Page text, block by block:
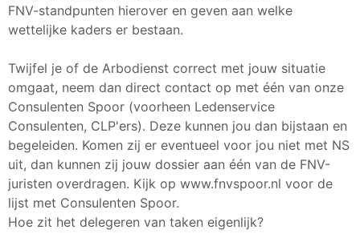
FNV-standpunten hierover en geven aan welke
wettelijke kaders er bestaan.
Twijfel je of de Arbodienst correct met jouw situatie
omgaat, neem dan direct contact op met één van onze
Consulenten Spoor (voorheen Ledenservice
Consulenten, CLP'ers). Deze kunnen jou dan bijstaan en
begeleiden. Komen zij er eventueel voor jou niet met NS
uit, dan kunnen zij jouw dossier aan één van de FNV-
juristen overdragen. Kijk op www.fnvspoor.nl voor de
lijst met Consulenten Spoor.
Hoe zit het delegeren van taken eigenlijk?